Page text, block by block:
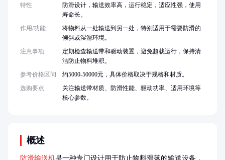
概述
防滑输送机是一种专门设计用于防止物料滑落的输送设备，
特性
防滑设计，输送效率高，运行稳定，适应性强，使用
寿命长。
作用/功能
将物料从一处输送到另一处，特别适用于需要防滑的
倾斜或湿滑环境。
注意事项
定期检查输送带和驱动装置，避免超载运行，保持清
洁防止物料堆积。
参考价格区间
约5000-50000元，具体价格取决于规格和材质。
选购要点
关注输送带材质、防滑性能、驱动功率、适用环境等
核心参数。